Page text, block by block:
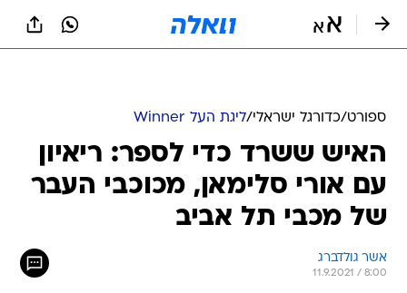
האיש ששרד כדי לספר: ריאיון
עם אורי סלימאן, מכוכבי העבר
של מכבי תל אביב
אשר גולדברג
11.9.2021 / 8:00
אורי סלימאן היה אחד מכוכבי מכבי תל אביב
בשנות ה-70 וה-80, אבל המזל לא האיר לו פנים.